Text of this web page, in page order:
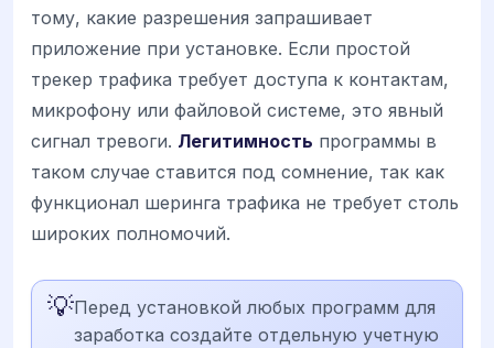
тому, какие разрешения запрашивает
приложение при установке. Если простой
трекер трафика требует доступа к контактам,
микрофону или файловой системе, это явный
сигнал тревоги. Легитимность программы в
таком случае ставится под сомнение, так как
функционал шеринга трафика не требует столь
широких полномочий.
💡Перед установкой любых программ для
заработка создайте отдельную учетную